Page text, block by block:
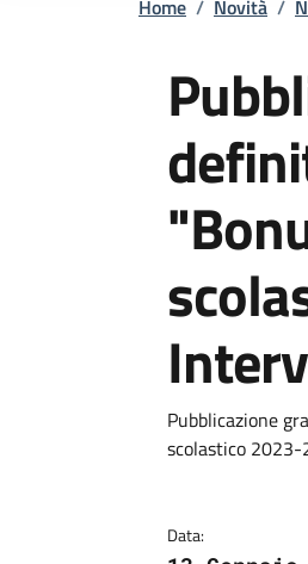
Home / Novità /
Descrizione breve
Pubblicazione
scolastico
Data: